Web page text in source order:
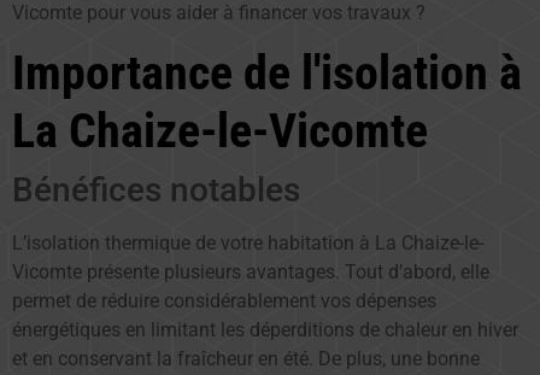
Vicomte pour vous aider à financer vos travaux ?
Importance de l'isolation à
La Chaize-le-Vicomte
Bénéfices notables
L’isolation thermique de votre habitation à La Chaize-le-
Vicomte présente plusieurs avantages. Tout d’abord, elle
permet de réduire considérablement vos dépenses
énergétiques en limitant les déperditions de chaleur en hiver
et en conservant la fraîcheur en été. De plus, une bonne